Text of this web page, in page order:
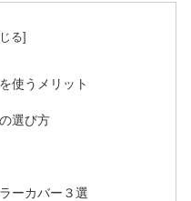
使うメリット
選び方
ーカバー３選